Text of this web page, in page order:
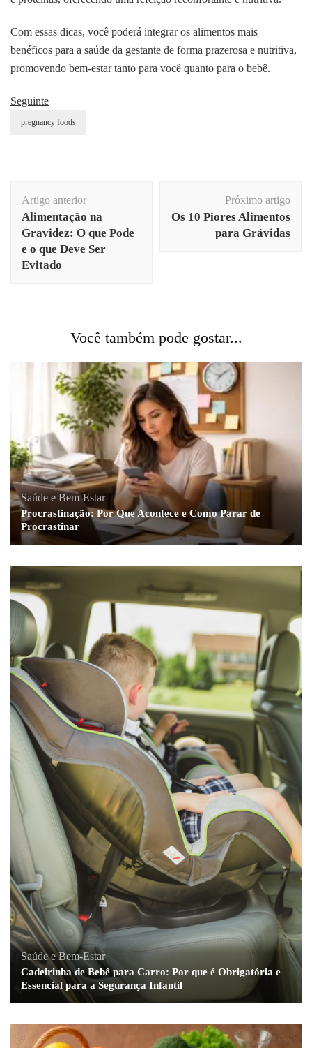
Com essas dicas, você poderá integrar os alimentos mais
benéficos para a saúde da gestante de forma prazerosa e nutritiva,
promovendo bem-estar tanto para você quanto para o bebê.
Seguinte
pregnancy foods
de
post
Artigo anterior
Alimentação na
Gravidez: O que Pode
e o que Deve Ser
Evitado
Próximo artigo
Os 10 Piores Alimentos
para Grávidas
Você também pode gostar...
Saúde e Bem-Estar
Procrastinação: Por Que Acontece e Como Parar de
Procrastinar
Saúde e Bem-Estar
Cadeirinha de Bebê para Carro: Por que é Obrigatória e
Essencial para a Segurança Infantil